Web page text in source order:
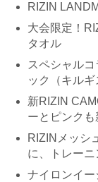
RIZIN
大会限定！
タオル
スペシャル
ック（キルギ
新RIZIN
ーとピンクも
RIZINメッシ
に、トレーニ
ナイロンイー